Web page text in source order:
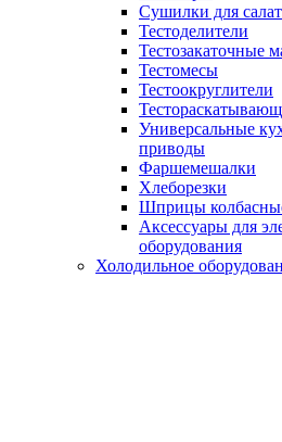
Сушилки для
Тестоделители
Тестозакаточные
Тестомесы
Тестоокруглители
Универсальные
приводы
Фаршемешалки
Хлеборезки
Шприцы
Аксессуары для
оборудования
Холодильное